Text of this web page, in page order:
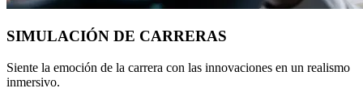
SIMULACIÓN DE CARRERAS
Siente la emoción de la carrera con las innovaciones en un realismo
inmersivo.